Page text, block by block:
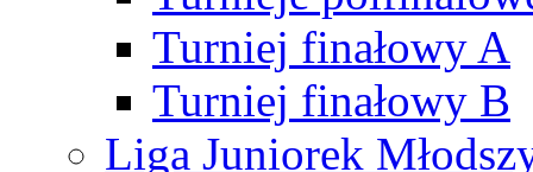
Turniej finałowy A
Turniej finałowy B
Liga Juniorek